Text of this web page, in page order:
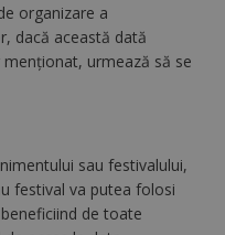
organizare a
dacă această dată
urmează să se
sau festivalului,
festival va putea folosi
de toate